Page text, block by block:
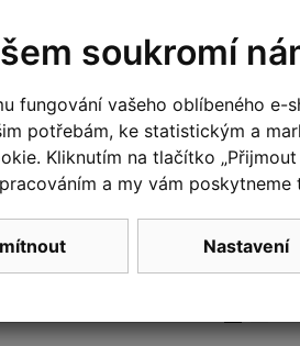
E-RIDE 50ml
soukromí
fungování vašeho oblíbeného e-
potřebám, ke statistickým a
Kliknutím na tlačítko
a my vám
Nastavení